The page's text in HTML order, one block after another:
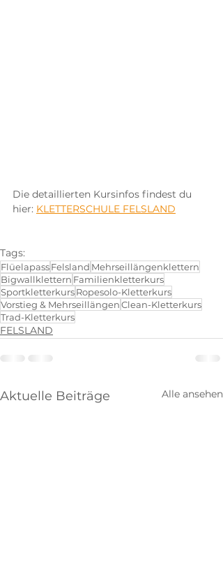
Die detaillierten Kursinfos findest du
hier: KLETTERSCHULE FELSLAND
Tags:
FlüelapassFelsland Mehrseillängenklettern
Bigwallklettern Familienkletterkurs
SportkletterkursRopesolo-Kletterkurs
Vorstieg & MehrseillängenClean-Kletterkurs
Trad-Kletterkurs
FELSLAND
Aktuelle Beiträge Alle ansehen